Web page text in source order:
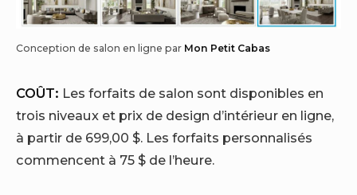
Conception de salon en ligne par Mon Petit Cabas
COÛT: Les forfaits de salon sont disponibles en
trois niveaux et prix de design d’intérieur en ligne,
à partir de 699,00 $. Les forfaits personnalisés
commencent à 75 $ de l’heure.